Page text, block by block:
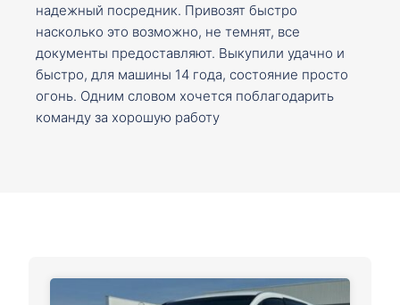
надежный посредник. Привозят быстро
насколько это возможно, не темнят, все
документы предоставляют. Выкупили удачно и
быстро, для машины 14 года, состояние просто
огонь. Одним словом хочется поблагодарить
команду за хорошую работу